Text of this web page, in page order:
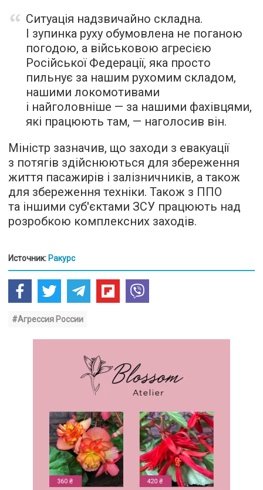
Ситуація надзвичайно складна.
І зупинка руху обумовлена не поганою
погодою, а військовою агресією
Російської Федерації, яка просто
пильнує за нашим рухомим складом,
нашими локомотивами
і найголовніше — за нашими фахівцями,
які працюють там, — наголосив він.
Міністр зазначив, що заходи з евакуації
з потягів здійснюються для збереження
життя пасажирів і залізничників, а також
для збереження техніки. Також з ППО
та іншими суб'єктами ЗСУ працюють над
розробкою комплексних заходів.
Источник: Ракурс
#Агрессия России